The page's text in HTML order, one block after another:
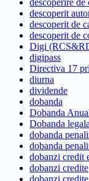
descoperit
descoperit de
descoperit de
Digi
digipass
Directiva 17
diurna
dividende
dobanda
Dobanda
Dobanda legala
dobanda
dobanda
dobanzi credit
dobanzi credite
dobanzi credite